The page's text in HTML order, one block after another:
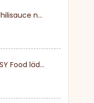
Wie lange wird die süße Chilisauce nach einmal eröffnet?
Guangdong Zhongshan TSY Food lädt Sie herzlich ein, die Dubai Gulfood Exhibition 2026 zu besuchen